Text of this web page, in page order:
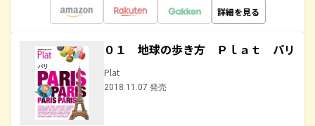
詳細を見る
０１ 地球の歩き方 Ｐｌａｔ パリ
Plat
2018.11.07 発売